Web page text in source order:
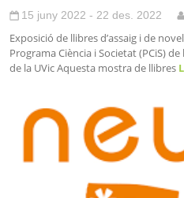
15 juny 2022 - 22 des. 2022
Exposició de llibres d’assaig i de
Programa Ciència i Societat (PCiS)
de la UVic Aquesta mostra de llibres